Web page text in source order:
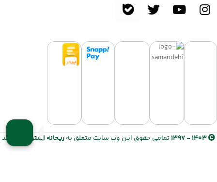
1403 - 1397 تمامی حقوق این وب سایت متعلق بهریحانه استور می باشد